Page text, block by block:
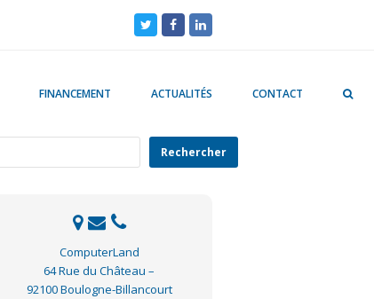
TwitterFacebookLinkedIn
FINANCEMENT ACTUALITÉS CONTACT
Rechercher
ComputerLand
64 Rue du Château –
92100 Boulogne-Billancourt